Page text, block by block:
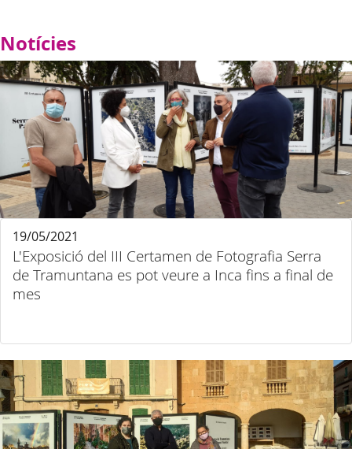
Notícies
L'Exposició del III Certamen de Fotografia Serra
de Tramuntana es pot veure a Inca fins a final de
mes
19/05/2021